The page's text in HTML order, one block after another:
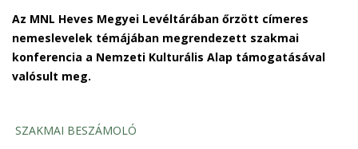
Az MNL Heves Megyei Levéltárában őrzött címeres
nemeslevelek témájában megrendezett szakmai
konferencia a Nemzeti Kulturális Alap támogatásával
valósult meg.
SZAKMAI BESZÁMOLÓ